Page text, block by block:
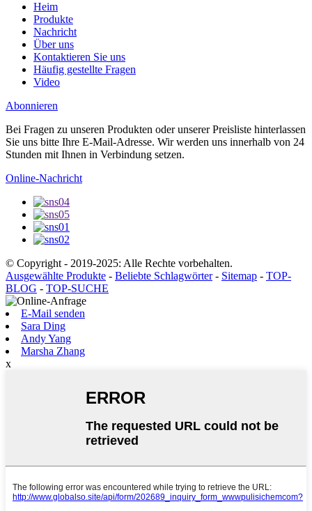
Heim
Produkte
Nachricht
Über uns
Kontaktieren Sie uns
Häufig gestellte Fragen
Video
Abonnieren
Bei Fragen zu unseren Produkten oder unserer Preisliste hinterlassen
Sie uns bitte Ihre E-Mail-Adresse. Wir werden uns innerhalb von 24
Stunden mit Ihnen in Verbindung setzen.
Online-Nachricht
© Copyright - 2019-2025: Alle Rechte vorbehalten.
Ausgewählte Produkte - Beliebte Schlagwörter- Sitemap - TOP-
BLOG - TOP-SUCHE
E-Mail senden
Sara Ding
Andy Yang
Marsha Zhang
x